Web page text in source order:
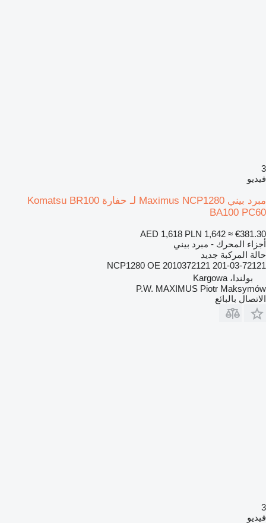
3
فيديو
مبرد بيني Maximus NCP1280 لـ حفارة Komatsu BR100
BA100 PC60
AED 1,618 PLN 1,642 ≈ €381.30
أجزاء المحرك - مبرد بيني
حالة المركبة جديد
NCP1280 OE 2010372121 201-03-72121
بولندا، Kargowa
P.W. MAXIMUS Piotr Maksymów
الاتصال بالبائع
3
فيديو